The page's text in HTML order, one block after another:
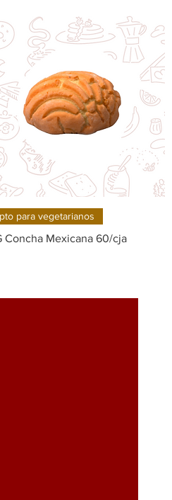
Quick View
para vegetarianos
Concha Mexicana 60/cja